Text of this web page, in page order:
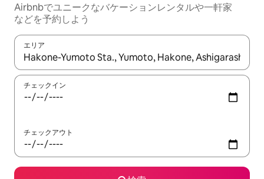
Airbnbでユニークなバ⁠ケ⁠ー⁠シ⁠ョ⁠ンレ⁠ン⁠タ⁠ルや一⁠軒⁠家
な⁠ど⁠を予⁠約⁠し⁠よ⁠う
エリア
検索結果が表示されたら、上下の矢印キーを使って移動するか
チェックイン
チェックアウト